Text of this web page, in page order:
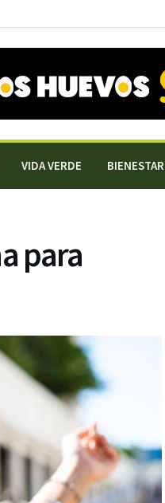
VIDA VERDE BIENESTAR
para